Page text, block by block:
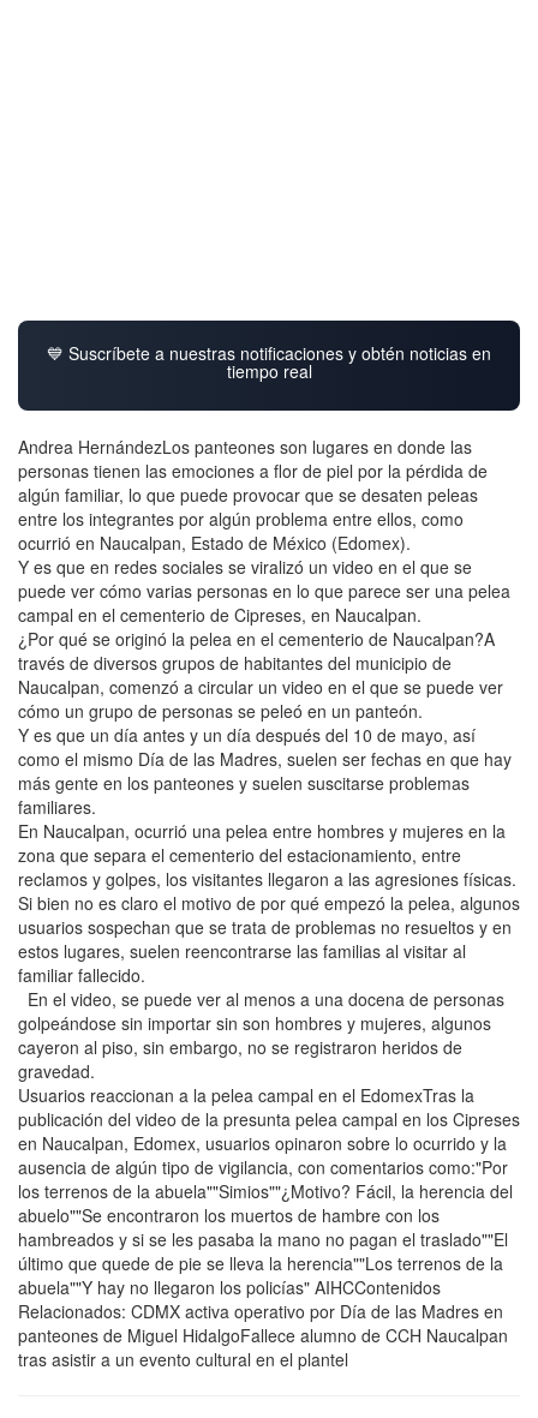
💙 Suscríbete a nuestras notificaciones y obtén noticias en
tiempo real
Andrea HernándezLos panteones son lugares en donde las
personas tienen las emociones a flor de piel por la pérdida de
algún familiar, lo que puede provocar que se desaten peleas
entre los integrantes por algún problema entre ellos, como
ocurrió en Naucalpan, Estado de México (Edomex).
Y es que en redes sociales se viralizó un video en el que se
puede ver cómo varias personas en lo que parece ser una pelea
campal en el cementerio de Cipreses, en Naucalpan.
¿Por qué se originó la pelea en el cementerio de Naucalpan?A
través de diversos grupos de habitantes del municipio de
Naucalpan, comenzó a circular un video en el que se puede ver
cómo un grupo de personas se peleó en un panteón.
Y es que un día antes y un día después del 10 de mayo, así
como el mismo Día de las Madres, suelen ser fechas en que hay
más gente en los panteones y suelen suscitarse problemas
familiares.
En Naucalpan, ocurrió una pelea entre hombres y mujeres en la
zona que separa el cementerio del estacionamiento, entre
reclamos y golpes, los visitantes llegaron a las agresiones físicas.
Si bien no es claro el motivo de por qué empezó la pelea, algunos
usuarios sospechan que se trata de problemas no resueltos y en
estos lugares, suelen reencontrarse las familias al visitar al
familiar fallecido.
En el video, se puede ver al menos a una docena de personas
golpeándose sin importar sin son hombres y mujeres, algunos
cayeron al piso, sin embargo, no se registraron heridos de
gravedad.
Usuarios reaccionan a la pelea campal en el EdomexTras la
publicación del video de la presunta pelea campal en los Cipreses
en Naucalpan, Edomex, usuarios opinaron sobre lo ocurrido y la
ausencia de algún tipo de vigilancia, con comentarios como:"Por
los terrenos de la abuela""Simios""¿Motivo? Fácil, la herencia del
abuelo""Se encontraron los muertos de hambre con los
hambreados y si se les pasaba la mano no pagan el traslado""El
último que quede de pie se lleva la herencia""Los terrenos de la
abuela""Y hay no llegaron los policías" AIHCContenidos
Relacionados: CDMX activa operativo por Día de las Madres en
panteones de Miguel HidalgoFallece alumno de CCH Naucalpan
tras asistir a un evento cultural en el plantel